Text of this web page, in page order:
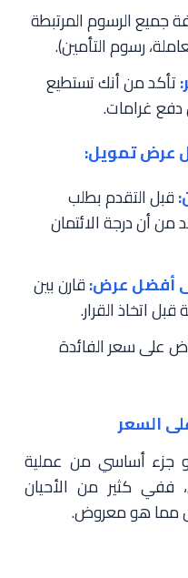
جميع الرسوم المرتبطة
رسوم التأمين).
تأكد من أنك تستطيع
غرامات.
عرض تمويل:
قبل التقدم بطلب
أن درجة الائتمان
أفضل عرض:قارن بين
اتخاذ القرار.
على سعر الفائدة
السعر
جزء أساسي من عملية
ففي كثير من الأحيان
مما هو معروض.